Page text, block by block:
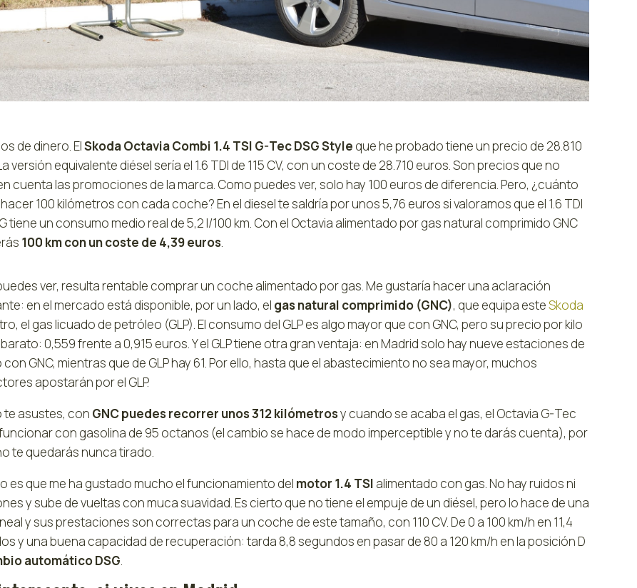
de dinero. ElSkoda Octavia Combi 1.4 TSI G-Tec DSG Style que he probado tiene un precio de 28.810
versión equivalente diésel sería el 1.6 TDI de 115 CV, con un coste de 28.710 euros. Son precios que no
cuenta las promociones de la marca. Como puedes ver, solo hay 100 euros de diferencia. Pero, ¿cuánto
100 kilómetros con cada coche? En el diesel te saldría por unos 5,76 euros si valoramos que el 1.6 TDI
tiene un consumo medio real de 5,2 l/100 km. Con el Octavia alimentado por gas natural comprimido GNC
100 km con un coste de 4,39 euros.
ver, resulta rentable comprar un coche alimentado por gas. Me gustaría hacer una aclaración
en el mercado está disponible, por un lado, el gas natural comprimido (GNC), que equipa esteSkoda
el gas licuado de petróleo (GLP). El consumo del GLP es algo mayor que con GNC, pero su precio por kilo
0,559 frente a 0,915 euros. Y el GLP tiene otra gran ventaja: en Madrid solo hay nueve estaciones de
GNC, mientras que de GLP hay 61. Por ello, hasta que el abastecimiento no sea mayor, muchos
apostarán por el GLP.
te asustes, con GNC puedes recorrer unos 312 kilómetrosy cuando se acaba el gas, el Octavia G-Tec
con gasolina de 95 octanos (el cambio se hace de modo imperceptible y no te darás cuenta), por
te quedarás nunca tirado.
es que me ha gustado mucho el funcionamiento del motor 1.4 TSI alimentado con gas. No hay ruidos ni
y sube de vueltas con muca suavidad. Es cierto que no tiene el empuje de un diésel, pero lo hace de una
y sus prestaciones son correctas para un coche de este tamaño, con 110 CV. De 0 a 100 km/h en 11,4
y una buena capacidad de recuperación: tarda 8,8 segundos en pasar de 80 a 120 km/h en la posición D
automático DSG.